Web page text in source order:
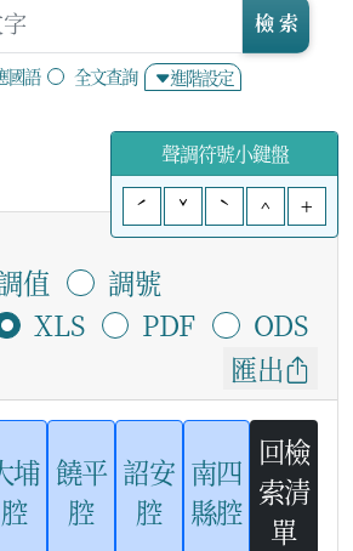
國語 全文查詢 進階設定
檢 索
聲調符號小鍵盤
ˊ
ˇ ˋ ^ +
值
調號
XLS
PDF
ODS
匯出
埔
腔
饒平
腔
詔安
腔
南四
縣腔
回檢
索清
單